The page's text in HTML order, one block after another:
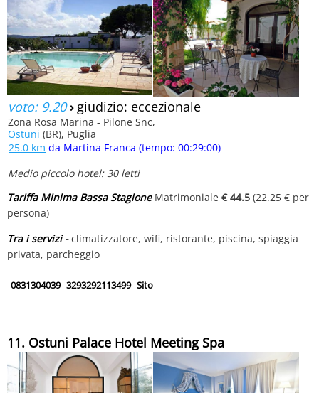
voto: 9.20› giudizio: eccezionale
Zona Rosa Marina - Pilone Snc,
Ostuni (BR), Puglia
25.0 km da Martina Franca (tempo: 00:29:00)
Medio piccolo hotel: 30 letti
Tariffa Minima Bassa StagioneMatrimoniale € 44.5 (22.25 € per
persona)
Tra i servizi -climatizzatore, wifi, ristorante, piscina, spiaggia
privata, parcheggio
0831304039 3293292113499 Sito
11. Ostuni Palace Hotel Meeting Spa